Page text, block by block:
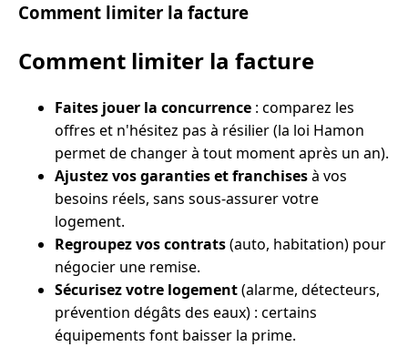
Comment limiter la facture
Comment limiter la facture
Faites jouer la concurrence : comparez les
offres et n'hésitez pas à résilier (la loi Hamon
permet de changer à tout moment après un an).
Ajustez vos garanties et franchisesà vos
besoins réels, sans sous-assurer votre
logement.
Regroupez vos contrats(auto, habitation) pour
négocier une remise.
Sécurisez votre logement(alarme, détecteurs,
prévention dégâts des eaux) : certains
équipements font baisser la prime.